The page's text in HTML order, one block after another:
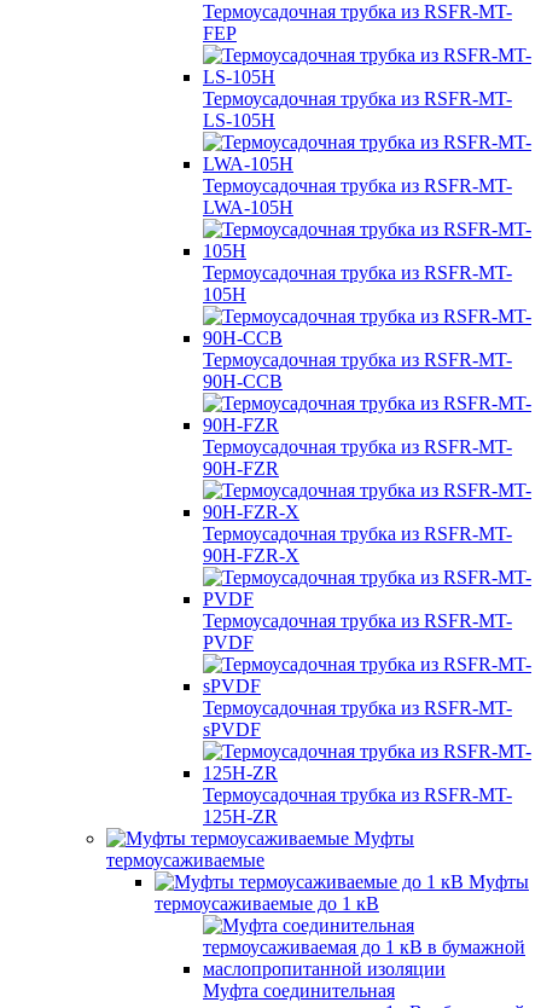
Термоусадочная трубка из RSFR-MT-
FEP
Термоусадочная трубка из RSFR-MT-
LS-105H
Термоусадочная трубка из RSFR-MT-
LWA-105H
Термоусадочная трубка из RSFR-MT-
105H
Термоусадочная трубка из RSFR-MT-
90H-CCB
Термоусадочная трубка из RSFR-MT-
90H-FZR
Термоусадочная трубка из RSFR-MT-
90H-FZR-X
Термоусадочная трубка из RSFR-MT-
PVDF
Термоусадочная трубка из RSFR-MT-
sPVDF
Термоусадочная трубка из RSFR-MT-
125H-ZR
Муфты
термоусаживаемые
Муфты
термоусаживаемые до 1 кВ
Муфта соединительная